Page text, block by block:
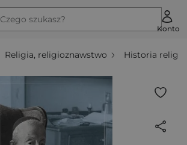
Czego szukasz?
Konto
Religia, religioznawstwo Historia religii